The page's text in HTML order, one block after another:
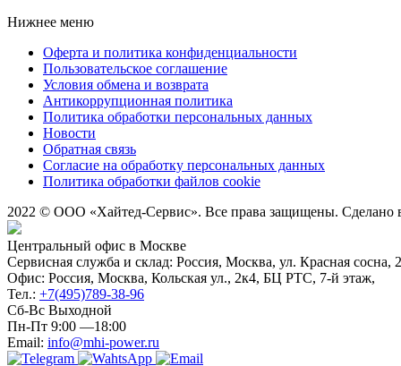
Нижнее меню
Оферта и политика конфиденциальности
Пользовательское соглашение
Условия обмена и возврата
Антикоррупционная политика
Политика обработки персональных данных
Новости
Обратная связь
Согласие на обработку персональных данных
Политика обработки файлов cookie
2022 © ООО «Хайтед-Сервис». Все права защищены. Сделано
Центральный офис в Москве
Сервисная служба и склад: Россия, Москва, ул. Красная сосна,
Офис: Россия, Москва, Кольская ул., 2к4, БЦ РТС, 7-й этаж,
Тел.: +7(495)789-38-96
Сб-Вс Выходной
Пн-Пт 9:00 —18:00
Email: info@mhi-power.ru